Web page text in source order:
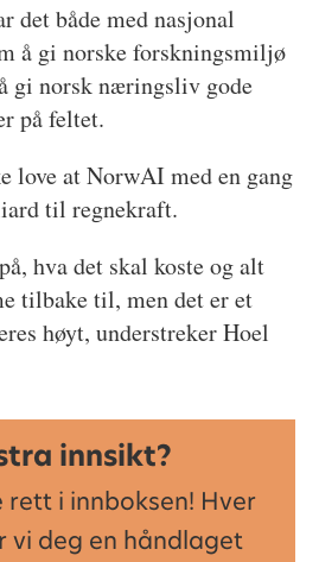
det både med nasjonal
å gi norske forskningsmiljø
gi norsk næringsliv gode
på feltet.
love at NorwAI med en gang
til regnekraft.
hva det skal koste og alt
tilbake til, men det er et
høyt, understreker Hoel
innsikt?
rett i innboksen! Hver
vi deg en håndlaget